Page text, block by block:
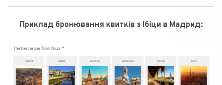
Приклад бронювання квитків з Ібіци в Мадрид: